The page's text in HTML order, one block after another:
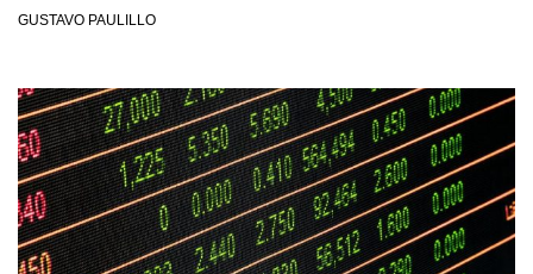
GUSTAVO PAULILLO